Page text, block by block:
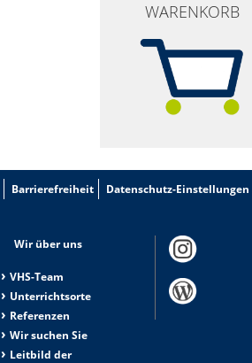
WARENKORB
Barrierefreiheit Datenschutz-Einstellungen
Wir über uns
VHS-Team
Unterrichtsorte
Referenzen
Wir suchen Sie
Leitbild der